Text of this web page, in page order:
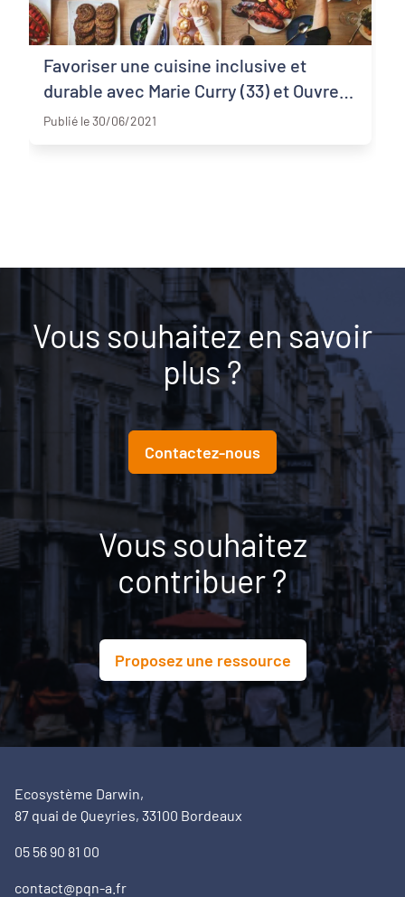
Favoriser une cuisine inclusive et
durable avec Marie Curry (33) et Ouvre
Boîtes (87)
Publié le 30/06/2021
Vous souhaitez en savoir
plus ?
Contactez-nous
Vous souhaitez
contribuer ?
Proposez une ressource
Ecosystème Darwin,
87 quai de Queyries, 33100 Bordeaux
05 56 90 81 00
contact@pqn-a.fr